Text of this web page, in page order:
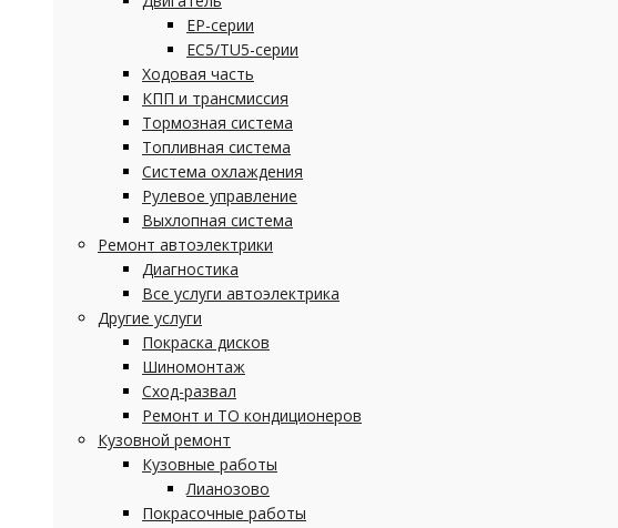
EP-серии
EC5/TU5-серии
Ходовая часть
КПП и трансмиссия
Тормозная система
Топливная система
Система охлаждения
Рулевое управление
Выхлопная система
Ремонт автоэлектрики
Диагностика
Все услуги автоэлектрика
Другие услуги
Покраска дисков
Шиномонтаж
Сход-развал
Ремонт и ТО кондиционеров
Кузовной ремонт
Кузовные работы
Лианозово
Покрасочные работы